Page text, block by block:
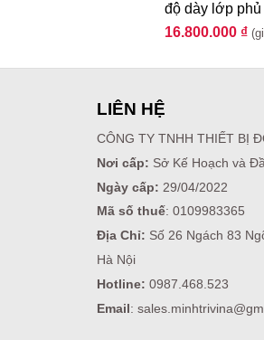
độ dày lớp
16.800.000 ₫
LIÊN HỆ
CÔNG TY TNHH THIẾT BỊ
Nơi cấp: Sở Kế Hoạch và
Ngày cấp: 29/04/2022
Mã số thuế: 0109983365
Địa Chỉ: Số 26 Ngách 83
Hà Nội
Hotline: 0987.468.523
Email: